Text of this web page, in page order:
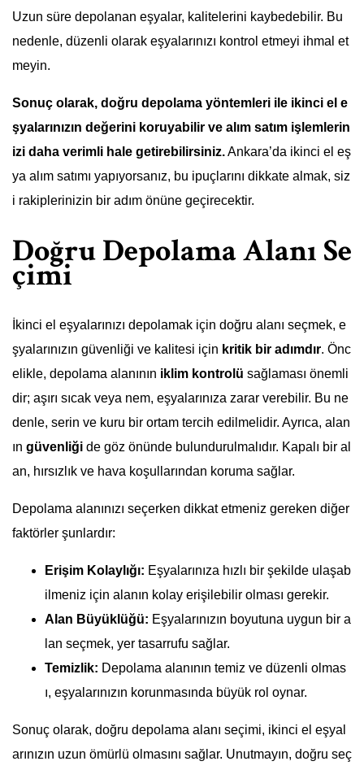
Uzun süre depolanan eşyalar, kalitelerini kaybedebilir. Bu
nedenle, düzenli olarak eşyalarınızı kontrol etmeyi ihmal et
meyin.
Sonuç olarak, doğru depolama yöntemleri ile ikinci el e
şyalarınızın değerini koruyabilir ve alım satım işlemlerin
izi daha verimli hale getirebilirsiniz.Ankara’da ikinci el eş
ya alım satımı yapıyorsanız, bu ipuçlarını dikkate almak, siz
i rakiplerinizin bir adım önüne geçirecektir.
Doğru Depolama Alanı Se
çimi
İkinci el eşyalarınızı depolamak için doğru alanı seçmek, e
şyalarınızın güvenliği ve kalitesi için kritik bir adımdır. Önc
elikle, depolama alanının iklim kontrolü sağlaması önemli
dir; aşırı sıcak veya nem, eşyalarınıza zarar verebilir. Bu ne
denle, serin ve kuru bir ortam tercih edilmelidir. Ayrıca, alan
ın güvenliği de göz önünde bulundurulmalıdır. Kapalı bir al
an, hırsızlık ve hava koşullarından koruma sağlar.
Depolama alanınızı seçerken dikkat etmeniz gereken diğer
faktörler şunlardır:
Erişim Kolaylığı: Eşyalarınıza hızlı bir şekilde ulaşab
ilmeniz için alanın kolay erişilebilir olması gerekir.
Alan Büyüklüğü: Eşyalarınızın boyutuna uygun bir a
lan seçmek, yer tasarrufu sağlar.
Temizlik: Depolama alanının temiz ve düzenli olmas
ı, eşyalarınızın korunmasında büyük rol oynar.
Sonuç olarak, doğru depolama alanı seçimi, ikinci el eşyal
arınızın uzun ömürlü olmasını sağlar. Unutmayın, doğru seç